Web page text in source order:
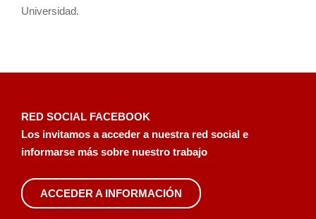
Universidad.
RED SOCIAL FACEBOOK
Los invitamos a acceder a nuestra red social e
informarse más sobre nuestro trabajo
ACCEDER A INFORMACIÓN